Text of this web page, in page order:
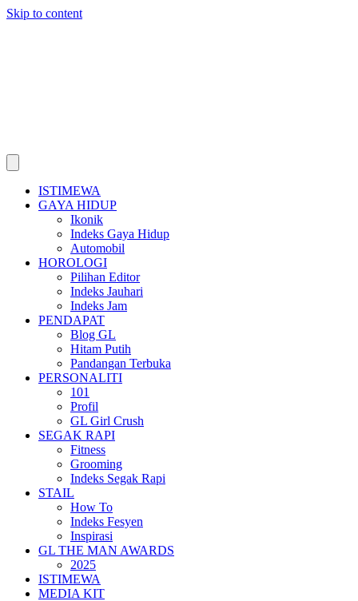
Skip to content
ISTIMEWA
GAYA HIDUP
Ikonik
Indeks Gaya Hidup
Automobil
HOROLOGI
Pilihan Editor
Indeks Jauhari
Indeks Jam
PENDAPAT
Blog GL
Hitam Putih
Pandangan Terbuka
PERSONALITI
101
Profil
GL Girl Crush
SEGAK RAPI
Fitness
Grooming
Indeks Segak Rapi
STAIL
How To
Indeks Fesyen
Inspirasi
GL THE MAN AWARDS
2025
ISTIMEWA
MEDIA KIT